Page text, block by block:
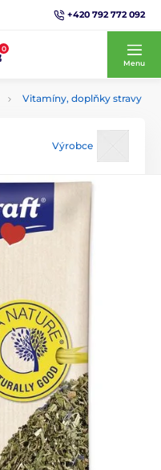
+420 792 772 092
0
Menu
Vitamíny, doplňky stravy
Výrobce